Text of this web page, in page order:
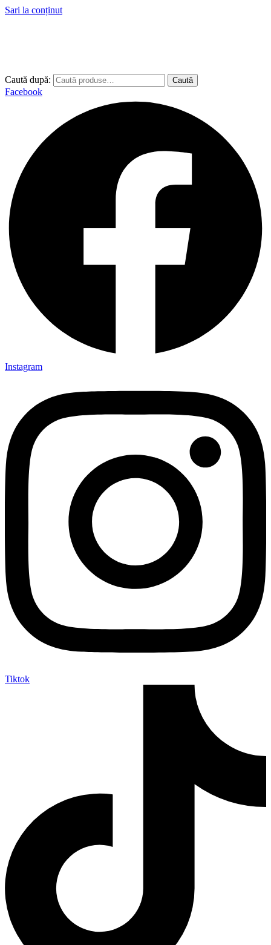
Sari la conținut
Caută după: Caută
Facebook
Instagram
Tiktok